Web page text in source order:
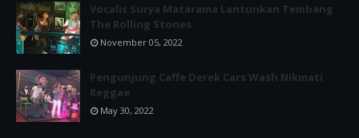
Vocalis Surya Matarama Lantunkan Tembang
The Rolling Stones
November 05, 2022
Pengunjung Caffe Derek Cars Wash Nikmati
Reggae
May 30, 2022